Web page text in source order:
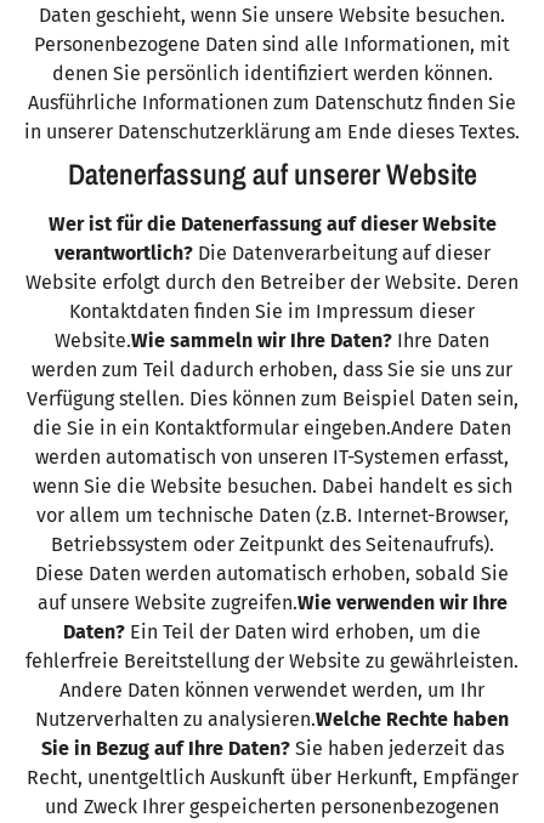
Daten geschieht, wenn Sie unsere Website besuchen.
Personenbezogene Daten sind alle Informationen, mit
denen Sie persönlich identifiziert werden können.
Ausführliche Informationen zum Datenschutz finden Sie
in unserer Datenschutzerklärung am Ende dieses Textes.
Datenerfassung auf unserer Website
Wer ist für die Datenerfassung auf dieser Website
verantwortlich?Die Datenverarbeitung auf dieser
Website erfolgt durch den Betreiber der Website. Deren
Kontaktdaten finden Sie im Impressum dieser
Website.Wie sammeln wir Ihre Daten? Ihre Daten
werden zum Teil dadurch erhoben, dass Sie sie uns zur
Verfügung stellen. Dies können zum Beispiel Daten sein,
die Sie in ein Kontaktformular eingeben.Andere Daten
werden automatisch von unseren IT-Systemen erfasst,
wenn Sie die Website besuchen. Dabei handelt es sich
vor allem um technische Daten (z.B. Internet-Browser,
Betriebssystem oder Zeitpunkt des Seitenaufrufs).
Diese Daten werden automatisch erhoben, sobald Sie
auf unsere Website zugreifen.Wie verwenden wir Ihre
Daten? Ein Teil der Daten wird erhoben, um die
fehlerfreie Bereitstellung der Website zu gewährleisten.
Andere Daten können verwendet werden, um Ihr
Nutzerverhalten zu analysieren.Welche Rechte haben
Sie in Bezug auf Ihre Daten?Sie haben jederzeit das
Recht, unentgeltlich Auskunft über Herkunft, Empfänger
und Zweck Ihrer gespeicherten personenbezogenen